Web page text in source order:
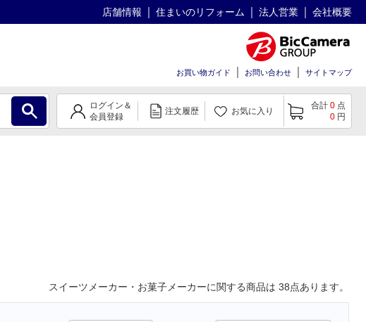
店舗情報 住まいのリフォーム 法人営業 会社概要
お買い物ガイド お問い合わせ サイトマップ
ログイン＆
会員登録
注文履歴 お気に入り
合計 0 点
0 円
スイーツメーカー・お菓子メーカーに関する商品は 38点あります。